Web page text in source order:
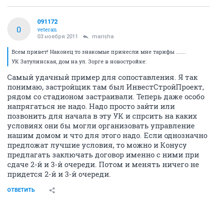
0
091172
veteran
03 ноября 2011 marisha
Всем привет! Наконец то знакомые принесли мне тарифы .......
УК Затулинская, дом на ул. Зорге в новостройке:
Самый удачный пример для сопоставления. Я так
понимаю, застройщик там был ИнвестСтройПроект,
рядом со стадионом застраивали. Теперь даже особо
напрягаться не надо. Надо просто зайти или
позвонить для начала в эту УК и спрсить на каких
условиях они бы могли организовать управление
нашим домом и что для этого надо. Если однозначно
предложат лучшие условия, то можно и Конусу
предлагать заключать договор именно с ними при
сдаче 2-й и 3-й очереди. Потом и менять ничего не
придется 2-й и 3-й очереди.
ОТВЕТИТЬ